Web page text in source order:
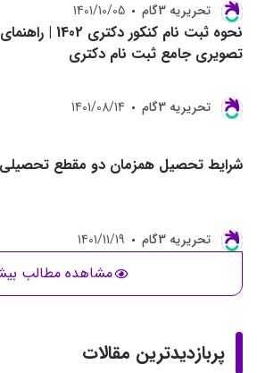
تحريريه 3گام 1401/10/05
نحوه ثبت نام کنکور دکتری 1402 | راهنمای
تصویری جامع ثبت نام دکتری
تحريريه 3گام 1401/08/14
شرایط تحصیل همزمان دو مقطع تحصیلی
تحريريه 3گام 1401/11/19
مشاهده مطالب
پربازدیدترین مقالات